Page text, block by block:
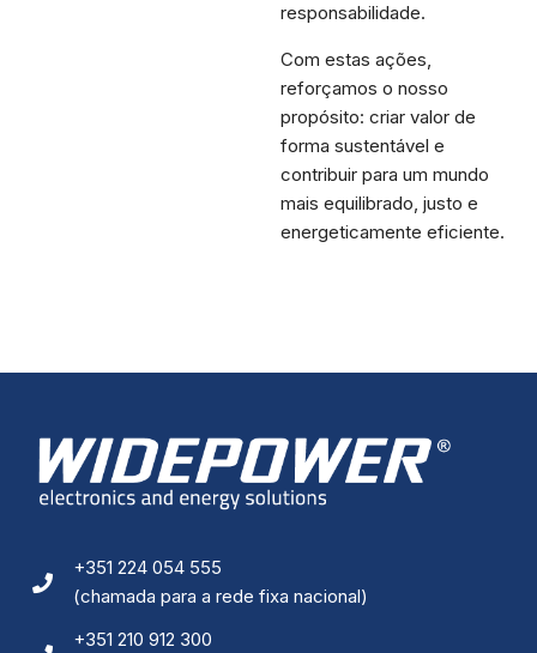
responsabilidade.
Com estas ações,
reforçamos o nosso
propósito: criar valor de
forma sustentável e
contribuir para um mundo
mais equilibrado, justo e
energeticamente eficiente.
+351 224 054 555
(chamada para a rede fixa nacional)
+351 210 912 300